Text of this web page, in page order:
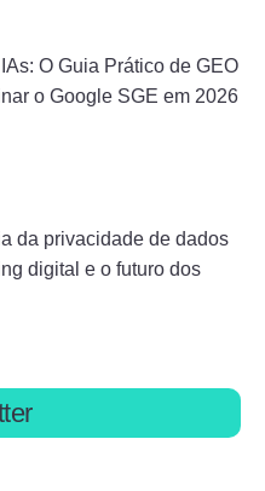
O Guia Prático de GEO
o Google SGE em 2026
da privacidade de dados
digital e o futuro dos